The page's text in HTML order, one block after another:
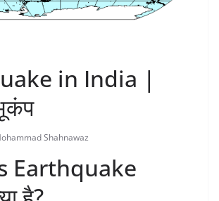
in India |
Shahnawaz
Earthquake